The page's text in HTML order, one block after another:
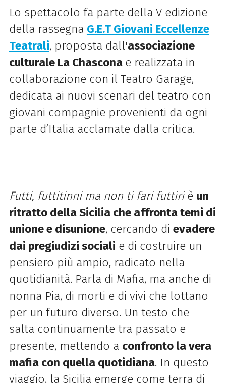
Lo spettacolo fa parte della V edizione
della rassegna G.E.T Giovani Eccellenze
Teatrali, proposta dall'associazione
culturale La Chascona e realizzata in
collaborazione con il Teatro Garage,
dedicata ai nuovi scenari del teatro con
giovani compagnie provenienti da ogni
parte d’Italia acclamate dalla critica.
Futti, futtitinni ma non ti fari futtiriè un
ritratto della Sicilia che affronta temi di
unione e disunione, cercando di evadere
dai pregiudizi sociali e di costruire un
pensiero più ampio, radicato nella
quotidianità. Parla di Mafia, ma anche di
nonna Pia, di morti e di vivi che lottano
per un futuro diverso. Un testo che
salta continuamente tra passato e
presente, mettendo a confronto la vera
mafia con quella quotidiana. In questo
viaggio, la Sicilia emerge come terra di